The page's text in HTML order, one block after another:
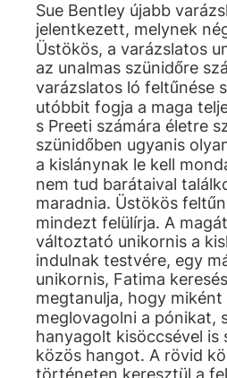
Sue Bentley újabb
jelentkezett, melynek
Üstökös, a varázslatos
az unalmas szünidőre
varázslatos ló feltűnése
utóbbit fogja a maga
s Preeti számára életre
szünidőben ugyanis
a kislánynak le kell
nem tud barátaival
maradnia. Üstökös
mindezt felülírja. A
változtató unikornis a
indulnak testvére, egy
unikornis, Fatima
megtanulja, hogy
meglovagolni a pónikat,
hanyagolt kisöccsével is
közös hangot. A rövid
történeten keresztül a